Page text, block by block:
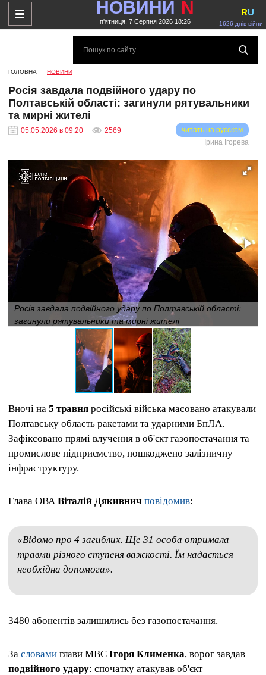
НОВИНИ N
п'ятниця, 7 Серпня 2026 18:26 1626 днів війни
RU
ГОЛОВНА НОВИНИ
Росія завдала подвійного удару по
Полтавській області: загинули рятувальники
та мирні жителі
05.05.2026 в 09:20 2569
читать на русском
Ірина Ігорева
Росія завдала подвійного удару по Полтавській області:
загинули рятувальники та мирні жителі
Вночі на 5 травня російські війська масовано атакували
Полтавську область ракетами та ударними БпЛА.
Зафіксовано прямі влучення в об'єкт газопостачання та
промислове підприємство, пошкоджено залізничну
інфраструктуру.
Глава ОВА Віталій Дякивнич повідомив:
«Відомо про 4 загиблих. Ще 31 особа отримала
травми різного ступеня важкості. Їм надається
необхідна допомога».
3480 абонентів залишились без газопостачання.
За словами глави МВС Ігоря Клименка, ворог завдав
подвійного удару: спочатку атакував об'єкт